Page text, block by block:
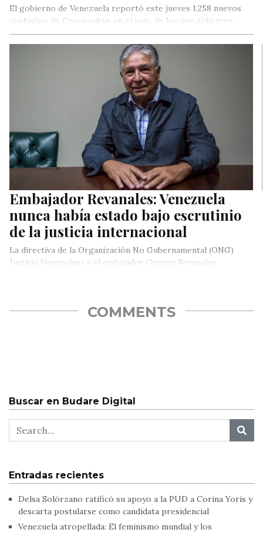
El gobierno de Venezuela reportó este jueves 1.258 nuevos
contagios de Coronavirus en el país, de los que sólo tres…
Embajador Revanales: Venezuela
nunca había estado bajo escrutinio
de la justicia internacional
La directiva de la Organización No Gubernamental (ONG)
Justicia Venezolana y el embajador Gerson Revanales,
COMMENTS
Buscar en Budare Digital
Entradas recientes
Delsa Solórzano ratificó su apoyo a la PUD a Corina Yoris y
descarta postularse como candidata presidencial
Venezuela atropellada: El feminismo mundial y los